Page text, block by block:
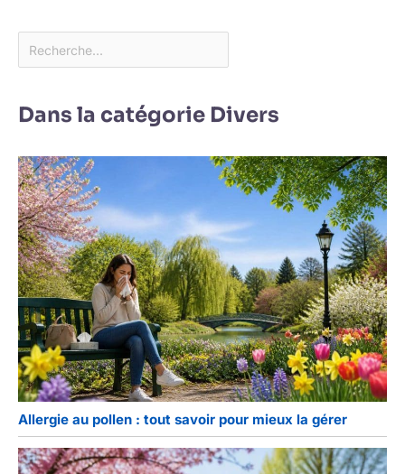
Dans la catégorie Divers
Allergie au pollen : tout savoir pour mieux la gérer